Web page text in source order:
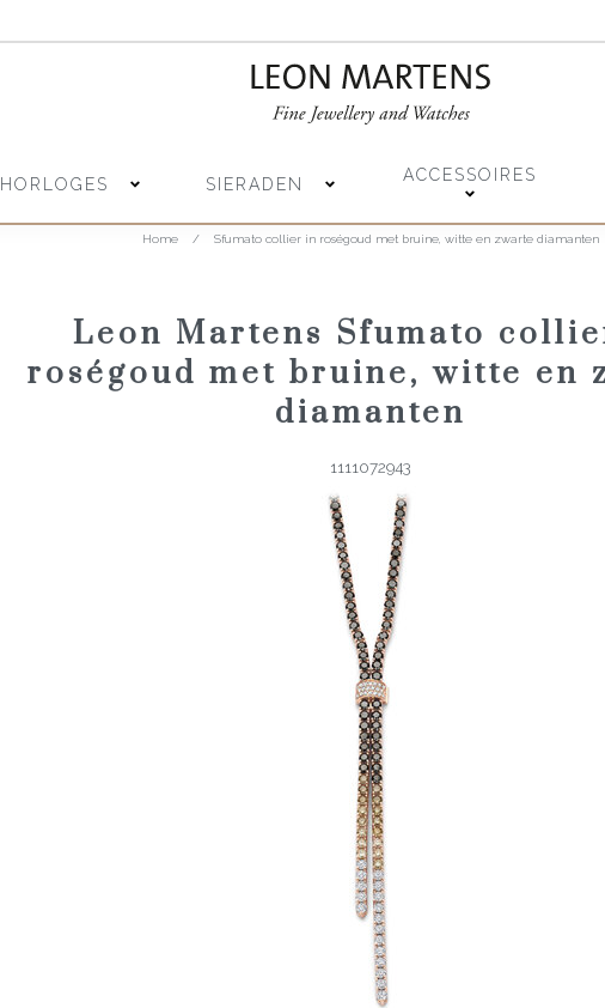
HORLOGES SIERADEN ACCESSOIRES
Home / Sfumato collier in roségoud met bruine, witte en zwarte diamanten
Leon Martens Sfumato
roségoud met bruine, witte en
diamanten
1111072943